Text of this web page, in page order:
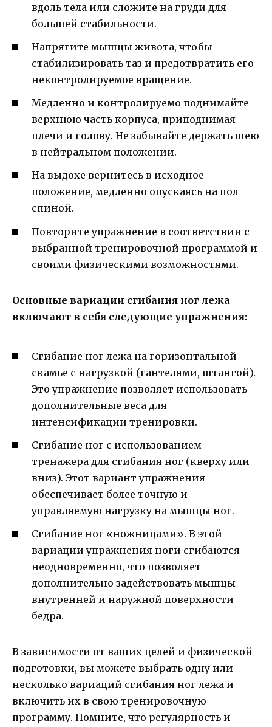
вдоль тела или сложите на груди для
большей стабильности.
Напрягите мышцы живота, чтобы
стабилизировать таз и предотвратить его
неконтролируемое вращение.
Медленно и контролируемо поднимайте
верхнюю часть корпуса, приподнимая
плечи и голову. Не забывайте держать шею
в нейтральном положении.
На выдохе вернитесь в исходное
положение, медленно опускаясь на пол
спиной.
Повторите упражнение в соответствии с
выбранной тренировочной программой и
своими физическими возможностями.
Основные вариации сгибания ног лежа
включают в себя следующие упражнения:
Сгибание ног лежа на горизонтальной
скамье с нагрузкой (гантелями, штангой).
Это упражнение позволяет использовать
дополнительные веса для
интенсификации тренировки.
Сгибание ног с использованием
тренажера для сгибания ног (кверху или
вниз). Этот вариант упражнения
обеспечивает более точную и
управляемую нагрузку на мышцы ног.
Сгибание ног «ножницами». В этой
вариации упражнения ноги сгибаются
неодновременно, что позволяет
дополнительно задействовать мышцы
внутренней и наружной поверхности
бедра.
В зависимости от ваших целей и физической
подготовки, вы можете выбрать одну или
несколько вариаций сгибания ног лежа и
включить их в свою тренировочную
программу. Помните, что регулярность и